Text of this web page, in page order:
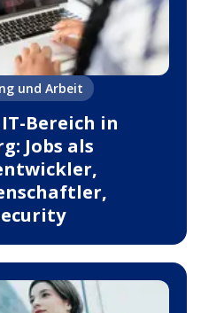
und Arbeit
Bereich in
Jobs als